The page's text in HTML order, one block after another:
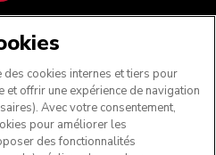
NOUS
des cookies internes et tiers pour
et offrir une expérience de navigation
Avec votre consentement,
pour améliorer les
des fonctionnalités